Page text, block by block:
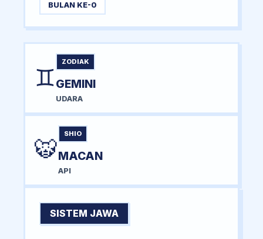
BULAN KE-0
♊
ZODIAK
GEMINI
UDARA
🐯
SHIO
MACAN
API
SISTEM JAWA